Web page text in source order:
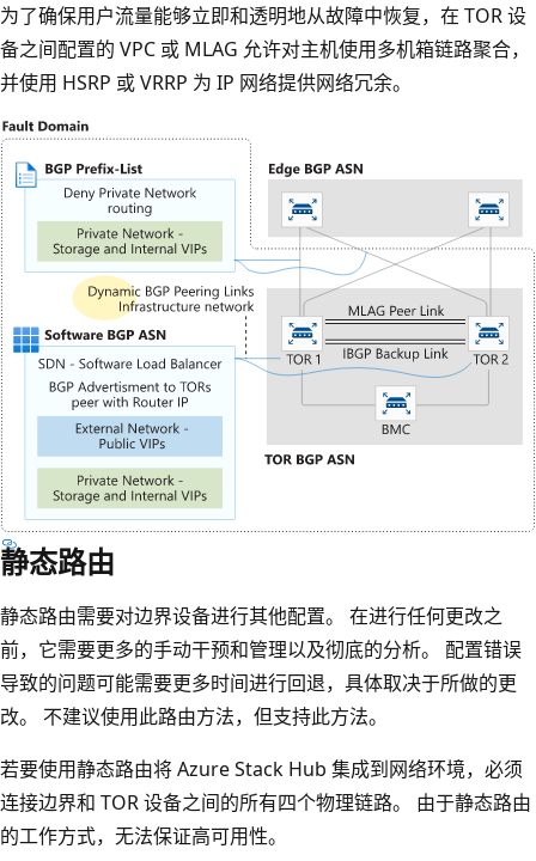
为了确保用户流量能够立即和透明地从故障中恢复，在 TOR 设
备之间配置的 VPC 或 MLAG 允许对主机使用多机箱链路聚合，
并使用 HSRP 或 VRRP 为 IP 网络提供网络冗余。
静态路由
静态路由需要对边界设备进行其他配置。 在进行任何更改之
前，它需要更多的手动干预和管理以及彻底的分析。 配置错误
导致的问题可能需要更多时间进行回退，具体取决于所做的更
改。 不建议使用此路由方法，但支持此方法。
若要使用静态路由将 Azure Stack Hub 集成到网络环境，必须
连接边界和 TOR 设备之间的所有四个物理链路。 由于静态路由
的工作方式，无法保证高可用性。